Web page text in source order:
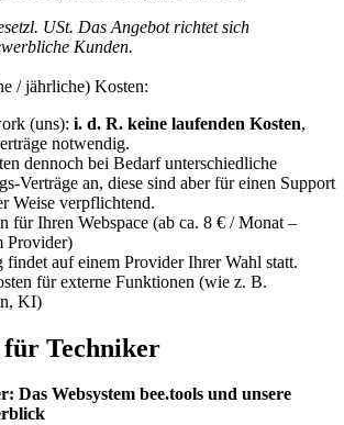
USt. Das Angebot richtet sich
Kunden.
/ jährliche) Kosten:
(uns): i. d. R. keine laufenden Kosten,
notwendig.
dennoch bei Bedarf unterschiedliche
Verträge an, diese sind aber für einen Support
Weise verpflichtend.
für Ihren Webspace (ab ca. 8 € / Monat –
Provider)
findet auf einem Provider Ihrer Wahl statt.
für externe Funktionen (wie z. B.
KI)
Techniker
Das Websystem bee.tools und unsere